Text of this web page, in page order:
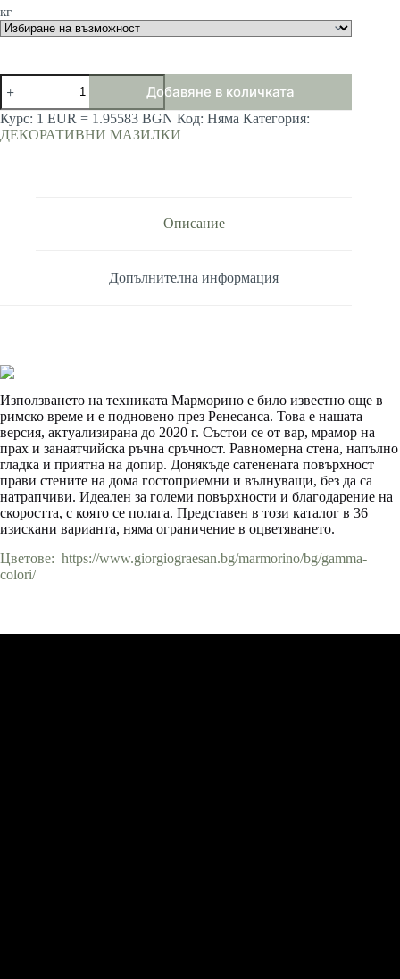
/
58.24 €
132.88 €
кг
количество
за
MARMORINO-
Giorgio
Graesan
Добавяне в количката
Курс: 1 EUR = 1.95583 BGN Код: Няма Категория:
ДЕКОРАТИВНИ МАЗИЛКИ
Описание
Допълнителна информация
Използването на техниката Марморино е било известно още в
римско време и е подновено през Ренесанса. Това е нашата
версия, актуализирана до 2020 г. Състои се от вар, мрамор на
прах и занаятчийска ръчна сръчност. Равномерна стена, напълно
гладка и приятна на допир. Донякъде сатенената повърхност
прави стените на дома гостоприемни и вълнуващи, без да са
натрапчиви. Идеален за големи повърхности и благодарение на
скоростта, с която се полага. Представен в този каталог в 36
изискани варианта, няма ограничение в оцветяването.
Цветове: https://www.giorgiograesan.bg/marmorino/bg/gamma-
colori/